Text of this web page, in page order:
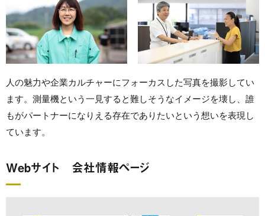
人の魅力や企業カルチャーにフォーカスした写真を撮影してい
ます。測量機という一見すると難しそうなイメージを壊し、誰
もがパートナーになりえる存在でありたいという想いを表現し
ています。
Webサイト 会社情報ページ